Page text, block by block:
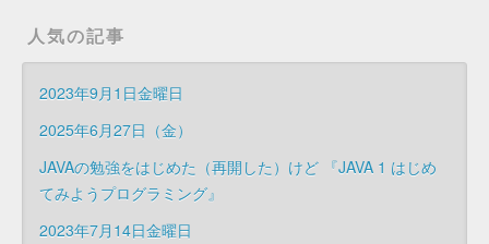
人気の記事
2023年9月1日金曜日
2025年6月27日（金）
JAVAの勉強をはじめた（再開した）けど 『JAVA 1 はじめ
てみようプログラミング』
2023年7月14日金曜日